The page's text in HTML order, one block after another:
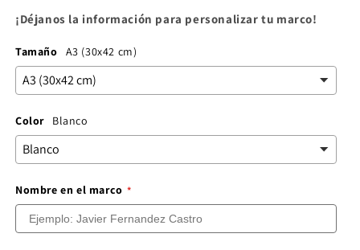
¡Déjanos la información para personalizar tu marco!
Tamaño A3 (30x42 cm)
Color Blanco
Nombre en el marco